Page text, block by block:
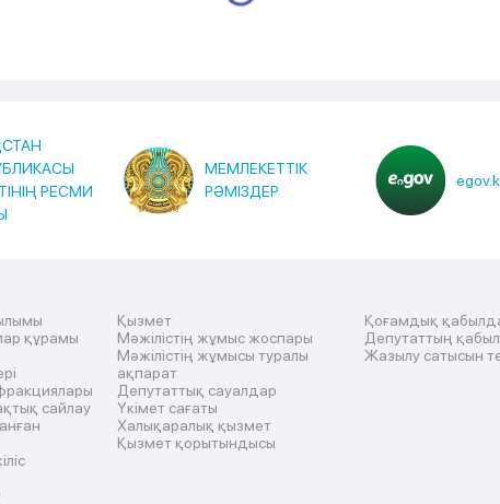
РЕСМИ
МЕМЛЕКЕТТІК
РӘМІЗДЕР
құрамы
сайлау
Қызмет
Мәжілістің жұмыс жоспары
Мәжілістің жұмысы туралы
ақпарат
Депутаттық сауалдар
Үкімет сағаты
Халықаралық қызмет
Қызмет қорытындысы
Қоғамдық
Депутаттың
Жазылу сатысын